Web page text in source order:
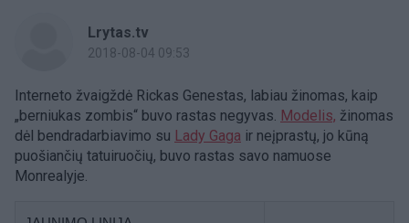
Lrytas.tv
2018-08-04 09:53
Interneto žvaigždė Rickas Genestas, labiau žinomas, kaip
„berniukas zombis“ buvo rastas negyvas. Modelis, žinomas
dėl bendradarbiavimo su Lady Gaga ir neįprastų, jo kūną
puošiančių tatuiruočių, buvo rastas savo namuose
Monrealyje.